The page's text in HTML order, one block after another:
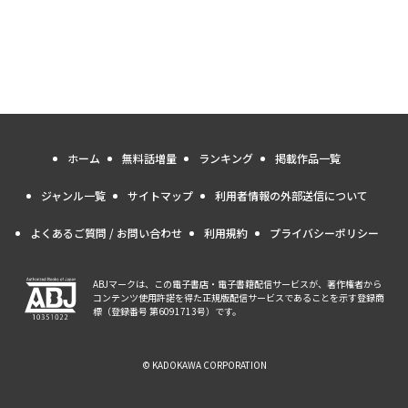
ホーム 無料話増量 ランキング 掲載作品一覧
ジャンル一覧 サイトマップ 利用者情報の外部送信について
よくあるご質問 / お問い合わせ 利用規約 プライバシーポリシー
ABJマークは、この電子書店・電子書籍配信サービスが、著作権者から
コンテンツ使用許諾を得た正規版配信サービスであることを示す登録商
標（登録番号 第6091713号）です。
© KADOKAWA CORPORATION